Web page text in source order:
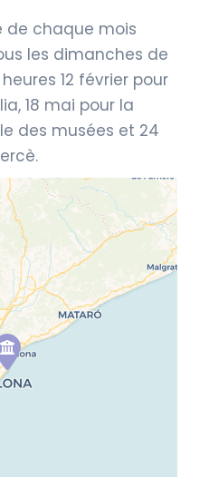
de chaque mois
les dimanches de
12 février pour
18 mai pour la
des musées et 24